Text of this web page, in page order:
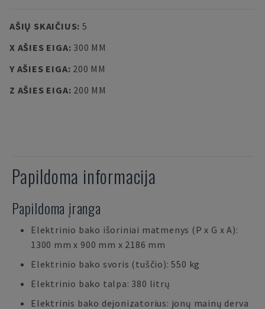
AŠIŲ SKAIČIUS: 5
X AŠIES EIGA: 300 MM
Y AŠIES EIGA: 200 MM
Z AŠIES EIGA: 200 MM
Papildoma informacija
Papildoma įranga
Elektrinio bako išoriniai matmenys (P x G x A):
1300 mm x 900 mm x 2186 mm
Elektrinio bako svoris (tuščio): 550 kg
Elektrinio bako talpa: 380 litrų
Elektrinis bako dejonizatorius: jonų mainų derva